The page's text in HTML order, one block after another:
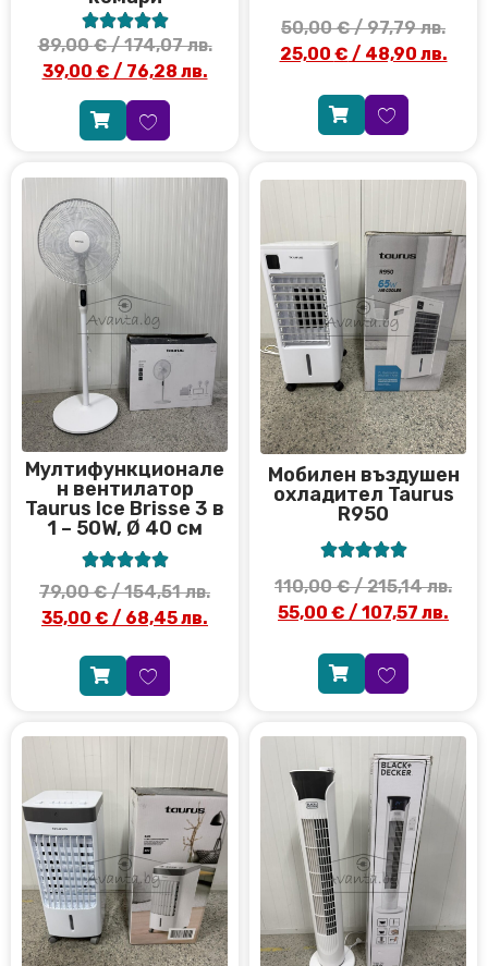

89,00€/ 174,07 лв.
39,00 € / 76,28 лв.
50,00€/ 97,79 лв.
25,00 € / 48,90 лв.
Мултифункционале
н вентилатор
Taurus Ice Brisse 3 в
1 – 50W, Ø 40 см

79,00€/ 154,51 лв.
35,00 € / 68,45 лв.
Мобилен въздушен
охладител Taurus
R950

110,00€/ 215,14 лв.
55,00 € / 107,57 лв.